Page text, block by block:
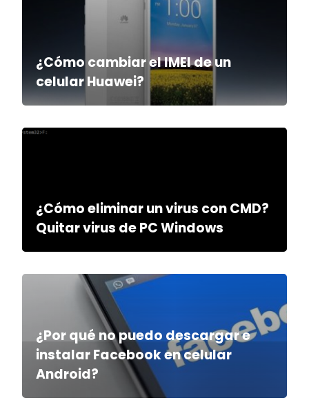
¿Cómo cambiar el IMEI de un
celular Huawei?
¿Cómo eliminar un virus con CMD?
Quitar virus de PC Windows
¿Por qué no puedo descargar e
instalar Facebook en celular
Android?